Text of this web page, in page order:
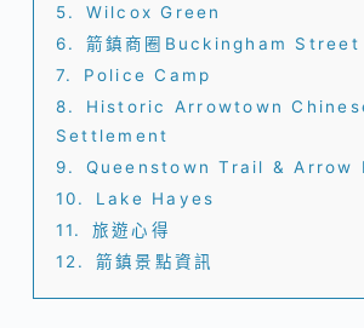
5.
Wilcox Green
6.
箭鎮商圈Buckingham Street
7.
Police Camp
8.
Historic Arrowtown
Settlement
9.
Queenstown Trail & Arrow
10.
Lake Hayes
11.
旅遊心得
12.
箭鎮景點資訊